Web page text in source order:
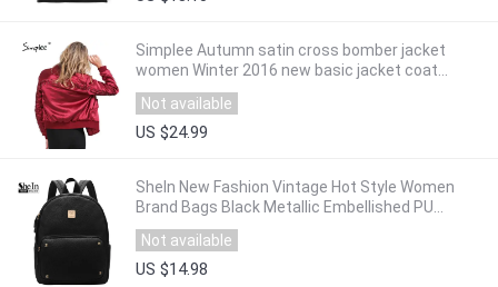
Simplee Autumn satin cross bomber jacket
women Winter 2016 new basic jacket coat
Casual lace up baseball jacket outwear
Not available
US $24.99
SheIn New Fashion Vintage Hot Style Women
Brand Bags Black Metallic Embellished PU
Zipper Backpacks
Not available
US $14.98